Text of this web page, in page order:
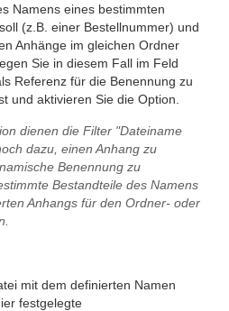
Namens eines bestimmten
(z.B. einer Bestellnummer) und
Anhänge im gleichen Ordner
Sie in diesem Fall im Feld
Referenz für die Benennung zu
und aktivieren Sie die Option.
dienen die Filter "Dateiname
dazu, einen Anhang zu
Benennung zu
Bestandteile des Namens
Anhangs für den Ordner- oder
mit dem definierten Namen
festgelegte